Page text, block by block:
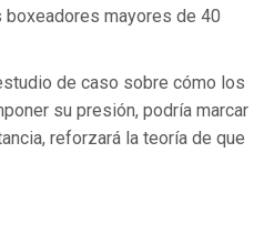
mayores de 40
de caso sobre cómo los
su presión, podría marcar
reforzará la teoría de que